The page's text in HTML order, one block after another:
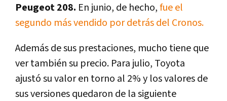
Peugeot 208. En junio, de hecho,fue el
segundo más vendido por detrás del Cronos.
Además de sus prestaciones, mucho tiene que
ver también su precio. Para julio, Toyota
ajustó su valor en torno al 2% y los valores de
sus versiones quedaron de la siguiente